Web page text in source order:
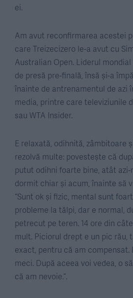
ei.
Am avut reconfirmarea acestei
care Treizecizero le-a avut cu
Australian Open. Liderul
de presă pre-finală, însă și-a
înainte de antrenamentul de azi
media, printre care televiziunile
sau WTA Insider.
E relaxată, odihnită, zâmbitoare
rezolvă multe: povestește că
putut odihni foarte bine, atât azi-
dormit chiar și acum, înainte să
“Sunt ok și fizic, mental sunt
probleme la tălpi, dar e normal,
petrecut pe teren. 14 ore din
mult. Piciorul drept e un pic rău,
exact, pentru că am compensat.
meci. După aceea voi vedea, o
că am nevoie.“.